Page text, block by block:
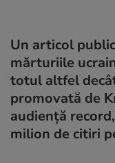
Un articol
mărturiile
totul altfel
promovată de
audiență
milion de citiri